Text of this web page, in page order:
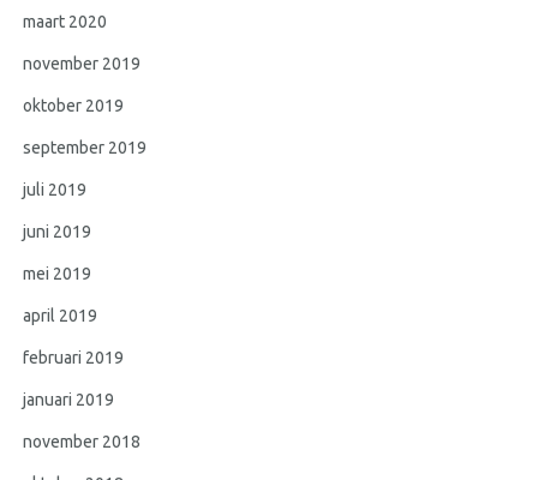
maart 2020
november 2019
oktober 2019
september 2019
juli 2019
juni 2019
mei 2019
april 2019
februari 2019
januari 2019
november 2018